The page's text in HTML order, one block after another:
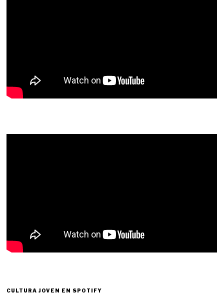
CULTURA JOVEN EN SPOTIFY